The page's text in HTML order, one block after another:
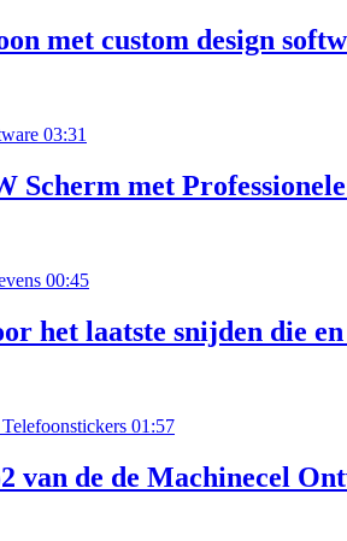
met custom design
03:31
Scherm met
00:45
het laatste snijden die en
01:57
van de de Machinecel